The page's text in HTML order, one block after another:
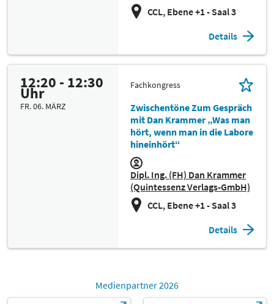
CCL, Ebene +1 - Saal 3
Details
12:20 - 12:30
Uhr
FR. 06. MÄRZ
Fachkongress
Zwischentöne Zum Gespräch
mit Dan Krammer „Was man
hört, wenn man in die Labore
hineinhört“
Dipl. Ing. (FH) Dan Krammer
(Quintessenz Verlags-GmbH)
CCL, Ebene +1 - Saal 3
Details
Medienpartner 2026